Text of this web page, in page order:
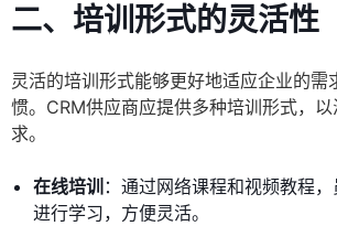
二、培训形式的灵活性
灵活的培训形式能够更好地适应企业的需
惯。CRM供应商应提供多种培训形式，
求。
在线培训 ：通过网络课程和视频教程
进行学习，方便灵活。